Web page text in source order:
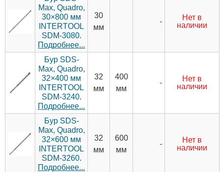
Max, Quadro,
30×800 мм
INTERTOOL
SDM-3080.
Подробнее...
30
мм
-
Нет в
наличии
Бур SDS-
Max, Quadro,
32×400 мм
INTERTOOL
SDM-3240.
Подробнее...
32
мм
400
мм
-
Нет в
наличии
Бур SDS-
Max, Quadro,
32×600 мм
INTERTOOL
SDM-3260.
Подробнее...
32
мм
600
мм
-
Нет в
наличии